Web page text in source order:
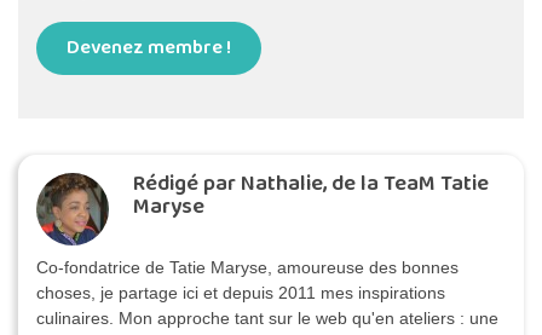
Devenez membre !
Rédigé par Nathalie, de la TeaM Tatie
Maryse
Co-fondatrice de Tatie Maryse, amoureuse des bonnes
choses, je partage ici et depuis 2011 mes inspirations
culinaires. Mon approche tant sur le web qu'en ateliers : une